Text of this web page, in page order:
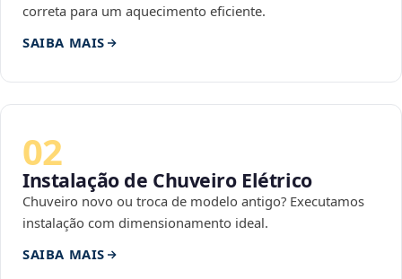
correta para um aquecimento eficiente.
SAIBA MAIS
02
Instalação de Chuveiro Elétrico
Chuveiro novo ou troca de modelo antigo? Executamos
instalação com dimensionamento ideal.
SAIBA MAIS